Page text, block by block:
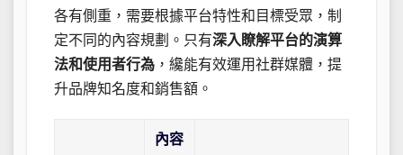
各有側重，需要根據平台特性和目標受眾，制
定不同的內容規劃。只有深入瞭解平台的演算
法和使用者行為 ，纔能有效運用社群媒體，提
升品牌知名度和銷售額。
內容